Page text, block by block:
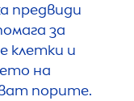
предвиди
за
клетки и
на
порите.